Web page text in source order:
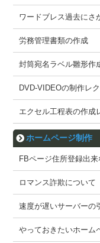
ワードブレス過去にさ
労務管理書類の作成
封筒宛名ラベル雛形作
DVD-VIDEOの制作レ
エクセル工程表の作成
ホームページ制作
FBページ住所登録出
ロマンス詐欺について
速度が遅いサーバーの
やっておきたいホーム